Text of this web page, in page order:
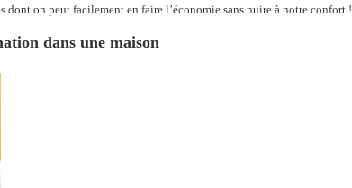
dont on peut facilement en faire l’économie sans nuire à notre confort !
dans une maison